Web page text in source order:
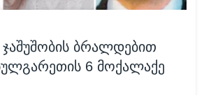
ბრალდებით
6 მოქალაქე